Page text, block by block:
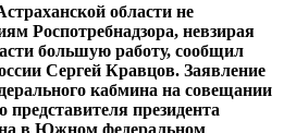
области не
Роспотребнадзора, невзирая
большую работу, сообщил
Сергей Кравцов. Заявление
кабмина на совещании
президента
в Южном федеральном